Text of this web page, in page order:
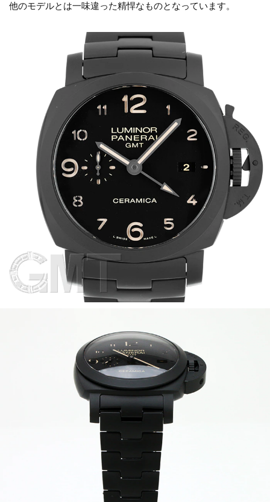
他のモデルとは一味違った精悍なものとなっています。